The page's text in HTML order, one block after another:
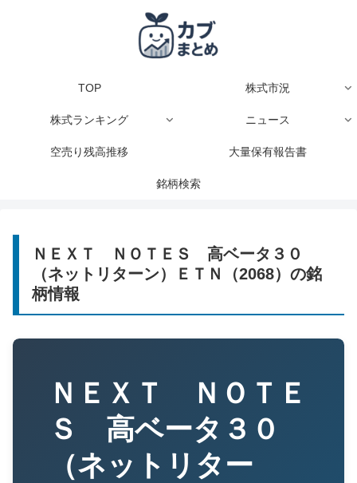
TOP 株式市況
株式ランキング ニュース
空売り残高推移 大量保有報告書
銘柄検索
ＮＥＸＴ ＮＯＴＥＳ 高ベータ３０
（ネットリターン）ＥＴＮ（2068）の銘
柄情報
ＮＥＸＴ ＮＯＴＥ
Ｓ 高ベータ３０
（ネットリター